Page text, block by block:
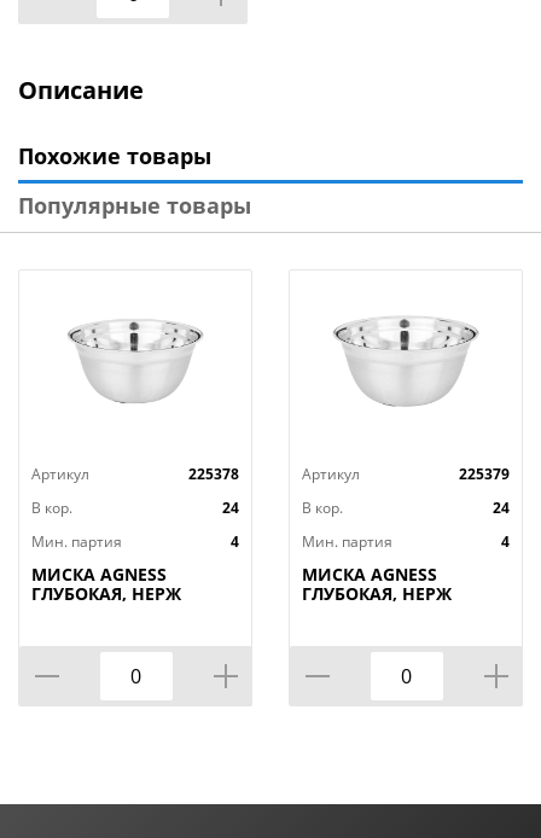
Описание
Похожие товары
Популярные товары
Артикул
225378
В кор.
24
Мин. партия
4
МИСКА AGNESS
ГЛУБОКАЯ, НЕРЖ
ДНО, 26 СМ 3 Л
Артикул
225379
В кор.
24
Мин. партия
4
МИСКА AGNESS
ГЛУБОКАЯ, НЕРЖ
ДНО, 28 СМ 4,2 Л